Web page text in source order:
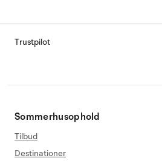
Trustpilot
Sommerhusophold
Tilbud
Destinationer